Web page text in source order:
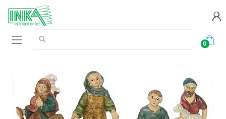
Vyhledávání:
0